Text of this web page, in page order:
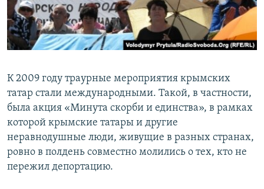
К 2009 году траурные мероприятия крымских
татар стали международными. Такой, в частности,
была акция «Минута скорби и единства», в рамках
которой крымские татары и другие
неравнодушные люди, живущие в разных странах,
ровно в полдень совместно молились о тех, кто не
пережил депортацию.